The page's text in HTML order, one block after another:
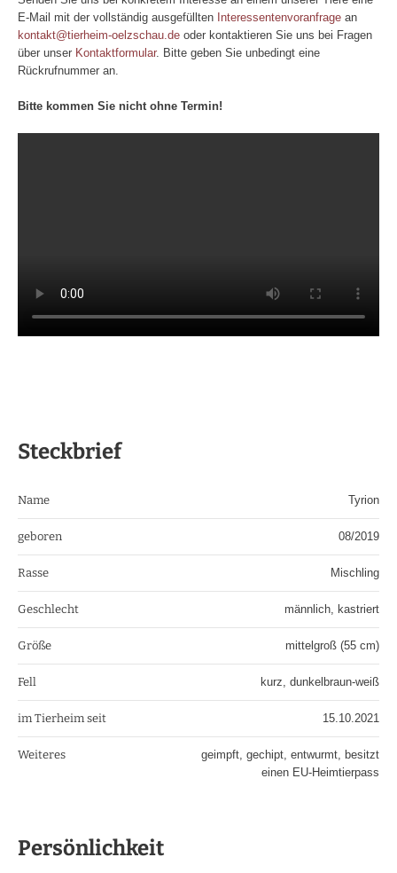
E-Mail mit der vollständig ausgefüllten Interessentenvoranfrage an
kontakt@tierheim-oelzschau.de oder kontaktieren Sie uns bei Fragen
über unser Kontaktformular. Bitte geben Sie unbedingt eine
Rückrufnummer an.
Bitte kommen Sie nicht ohne Termin!
Steckbrief
Name Tyrion
geboren 08/2019
Rasse Mischling
Geschlecht männlich, kastriert
Größe mittelgroß (55 cm)
Fell kurz, dunkelbraun-weiß
im Tierheim seit 15.10.2021
Weiteres
geimpft, gechipt, entwurmt, besitzt
einen EU-Heimtierpass
Persönlichkeit